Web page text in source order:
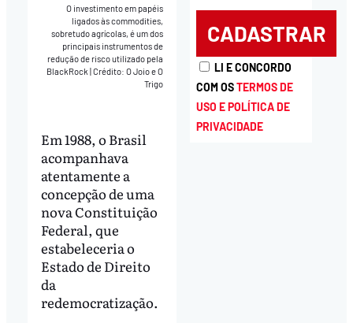
O investimento em papéis
ligados às commodities,
sobretudo agrícolas, é um dos
principais instrumentos de
redução de risco utilizado pela
BlackRock|Crédito: O Joio e O
Trigo
Em 1988, o Brasil
acompanhava
atentamente a
concepção de uma
nova Constituição
Federal, que
estabeleceria o
Estado de Direito
da
redemocratização.
LI E CONCORDO
COM OSTERMOS DE
USO E POLÍTICA DE
PRIVACIDADE